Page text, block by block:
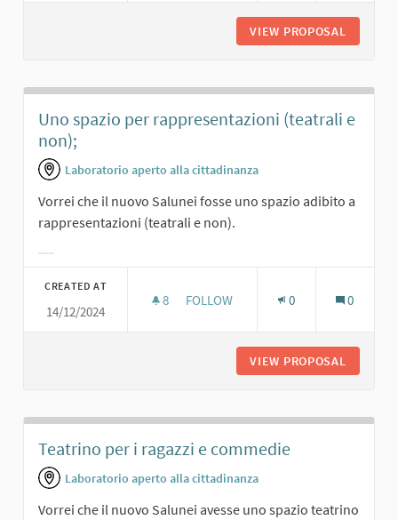
VIEW PROPOSAL
Uno spazio per rappresentazioni (teatrali e
non);
Laboratorio aperto alla cittadinanza
Vorrei che il nuovo Salunei fosse uno spazio adibito a
rappresentazioni (teatrali e non).
CREATED AT
14/12/2024
8 8 FOLLOWERS
FOLLOW 0 0
VIEW PROPOSAL
Teatrino per i ragazzi e commedie
Laboratorio aperto alla cittadinanza
Vorrei che il nuovo Salunei avesse uno spazio teatrino